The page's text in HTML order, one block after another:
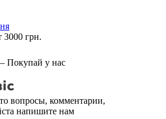
3000 грн.
Покупай у нас
вопросы, комментарии,
напишите нам